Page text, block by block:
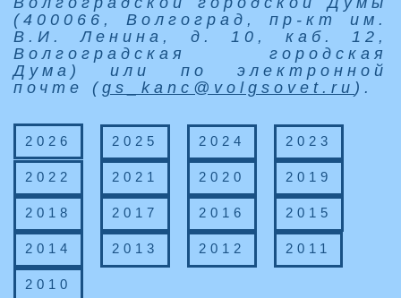
(400066, Волгоград, пр-кт им.
В.И. Ленина, д. 10, каб. 12,
Волгоградская городская
Дума) или по электронной
почте ( gs_kanc@volgsovet.ru ).
2026 2025 2024 2023
2022 2021 2020 2019
2018 2017 2016 2015
2014 2013 2012 2011
2010